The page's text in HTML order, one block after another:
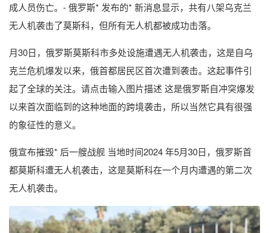
成人员伤亡。- 俄罗斯* 发布的* 新消息显示，共有八架乌克兰
无人机袭击了莫斯科，但所有无人机都被成功击落。
月30日，俄罗斯莫斯科市多处设施遭遇无人机袭击，这是自乌
克兰危机爆发以来，俄首都居民区首次遭到袭击。这起事件引
起了全球的关注。请点击输入图片描述 这是俄罗斯自冲突爆发
以来首次面临到的这种地面的跨境袭击，所以当然它具有很强
的象征性的意义。
俄宣布摧毁* 后一艘战舰 当地时间2024 年5月30日，俄罗斯首
都莫斯科遭无人机袭击，这是莫斯科在一个月内遭遇的第二次
无人机袭击。